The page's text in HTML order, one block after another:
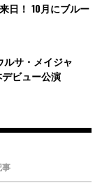
日！ 10月にブルー
ルサ・メイジャ
ビュー公演